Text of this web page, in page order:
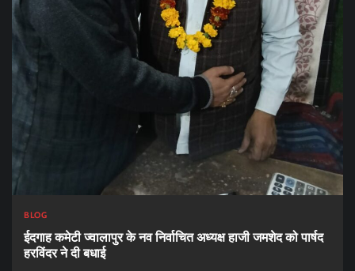
BLOG
ईदगाह कमेटी ज्वालापुर के नव निर्वाचित अध्यक्ष हाजी जमशेद को पार्षद
हरविंदर ने दी बधाई